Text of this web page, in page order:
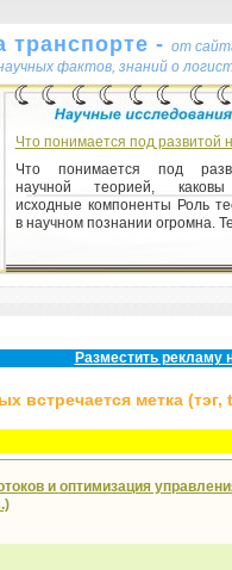
транспорте - от
фактов, знаний о
Что понимается под развитой
Что понимается под
научной теорией,
исходные компоненты Роль
в научном познании огромна.
Разместить рекламу
встречается метка (тэг,
и оптимизация